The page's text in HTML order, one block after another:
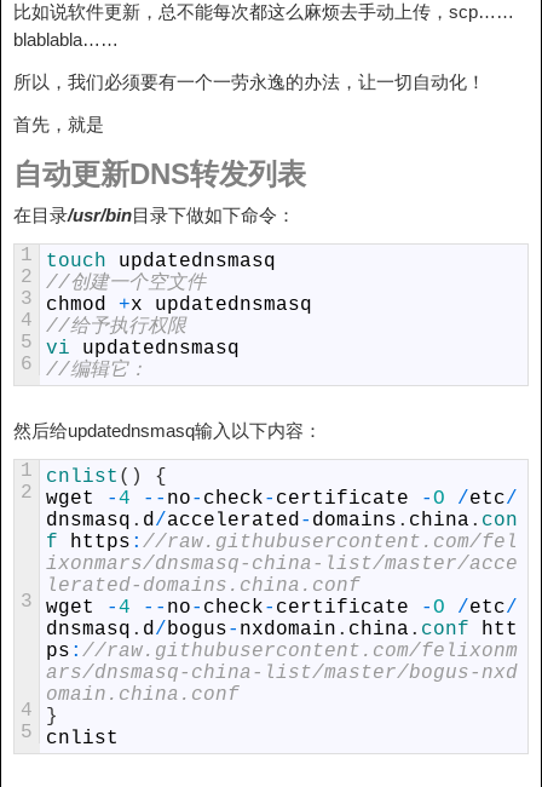
比如说软件更新，总不能每次都这么麻烦去手动上传，scp……
blablabla……
所以，我们必须要有一个一劳永逸的办法，让一切自动化！
首先，就是
自动更新DNS转发列表
在目录/usr/bin目录下做如下命令：
1
2
3
4
5
6
touch updatednsmasq
//创建一个空文件
chmod
+x
updatednsmasq
//给予执行权限
vi updatednsmasq
//编辑它：
然后给updatednsmasq输入以下内容：
1
2
3
4
5
cnlist ( )
{
wget
-4 -- no- check- certificate -O /etc/
dnsmasq . d/accelerated- domains . china . con
f https : //raw.githubusercontent.com/fel
ixonmars/dnsmasq-china-list/master/acce
lerated-domains.china.conf
wget
-4 -- no- check- certificate -O /etc/
dnsmasq . d/bogus- nxdomain . china . conf htt
ps : //raw.githubusercontent.com/felixonm
ars/dnsmasq-china-list/master/bogus-nxd
omain.china.conf
}
cnlist